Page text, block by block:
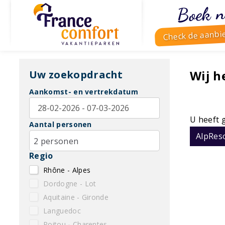
Boek
Check de
Uw zoekopdracht
Aankomst- en vertrekdatum
Aantal personen
2 personen
Regio
Dordogne - Lot
Aquitaine - Gironde
Languedoc
Rhône - Alpes
Wij
U heeft